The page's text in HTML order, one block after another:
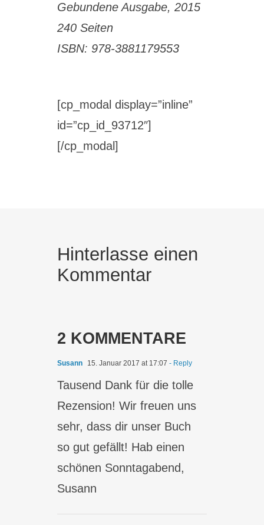
Gebundene Ausgabe, 2015
240 Seiten
ISBN: 978-3881179553
[cp_modal display=”inline”
id=”cp_id_93712″]
[/cp_modal]
Hinterlasse einen
Kommentar
2 KOMMENTARE
Susann 15. Januar 2017 at 17:07 - Reply
Tausend Dank für die tolle
Rezension! Wir freuen uns
sehr, dass dir unser Buch
so gut gefällt! Hab einen
schönen Sonntagabend,
Susann